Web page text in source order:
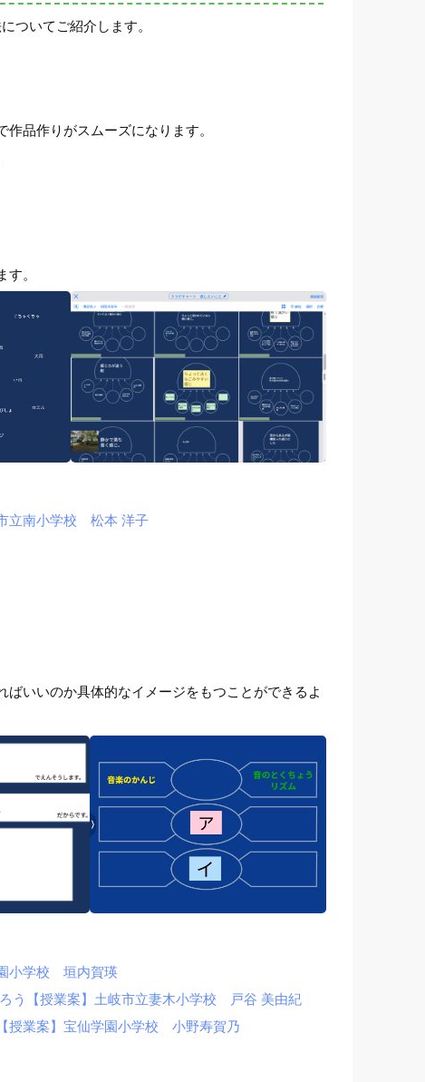
ついてご紹介します。
品作りがスムーズになります。
。
立南小学校 松本 洋子
いいのか具体的なイメージをもつことができるよ
小学校 垣内賀瑛
【授業案】土岐市立妻木小学校 戸谷 美由紀
授業案】宝仙学園小学校 小野寿賀乃